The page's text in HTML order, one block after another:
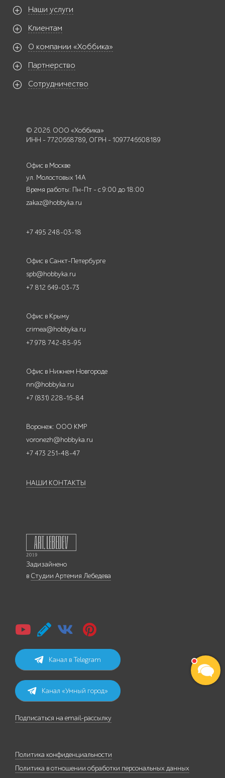
Наши услуги
Клиентам
О компании «Хоббика»
Партнерство
Сотрудничество
© 2026. ООО «Хоббика»
ИНН - 7720668789, ОГРН - 1097746608189
Офис в Москве
ул. Молостовых 14А
Время работы: Пн-Пт - с 9:00 до 18:00
zakaz@hobbyka.ru
+7 495 248-03-18
Офис в Санкт-Петербурге
spb@hobbyka.ru
+7 812 649-03-73
Офис в Крыму
crimea@hobbyka.ru
+7 978 742-85-95
Офис в Нижнем Новгороде
nn@hobbyka.ru
+7 (831) 228-16-84
Воронеж: ООО КМР
voronezh@hobbyka.ru
+7 473 251-48-47
НАШИ КОНТАКТЫ
Задизайнено
в Студии Артемия Лебедева
Канал в Telegram
Канал «Умный город»
Подписаться на email-рассылку
Политика конфиденциальности
Политика в отношении обработки персональных данных